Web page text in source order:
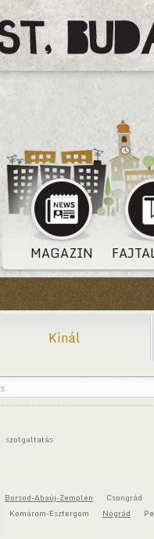
MAGAZIN
Kínál
szolgaltatás
Borsod-Abaúj-Zemplén
Csongrád
Komárom-Esztergom Nógrád